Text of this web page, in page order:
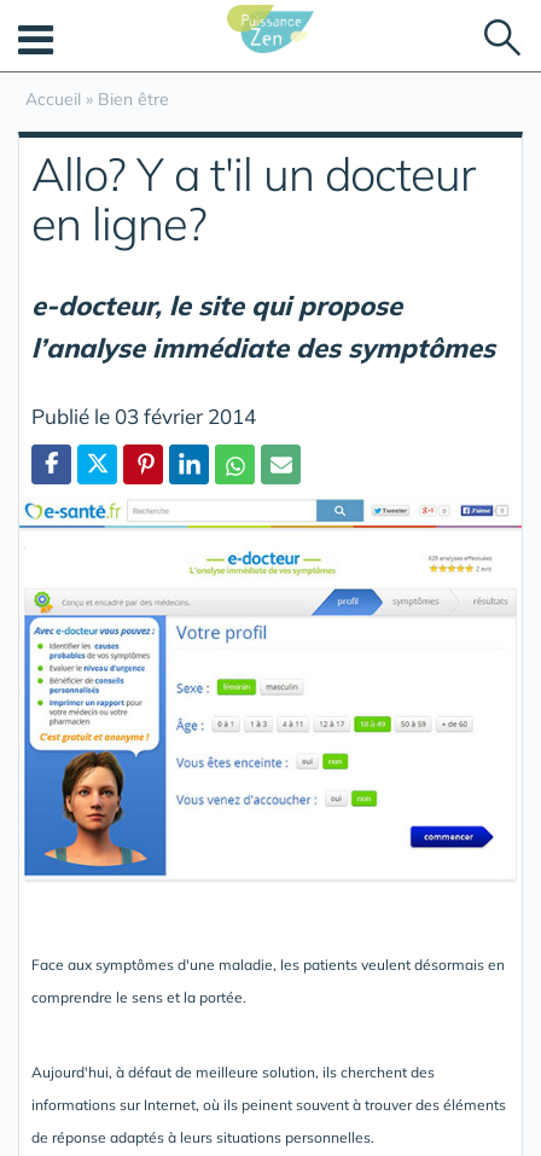
Accueil » Bien être
Allo? Y a t'il un docteur
en ligne?
e-docteur, le site qui propose
l’analyse immédiate des symptômes
Publié le 03 février 2014
Face aux symptômes d'une maladie, les patients veulent désormais en
comprendre le sens et la portée.
Aujourd'hui, à défaut de meilleure solution, ils cherchent des
informations sur Internet, où ils peinent souvent à trouver des éléments
de réponse adaptés à leurs situations personnelles.
Panneau de gestion des cookies